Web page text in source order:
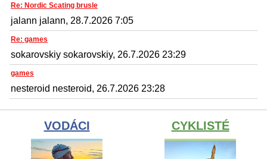
Re: Nordic Scating brusle
jalann jalann, 28.7.2026 7:05
Re: games
sokarovskiy sokarovskiy, 26.7.2026 23:29
games
nesteroid nesteroid, 26.7.2026 23:28
VODÁCI CYKLISTÉ